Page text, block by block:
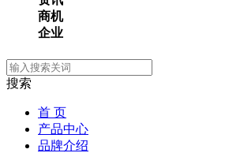
商机
企业
搜索
首 页
产品中心
品牌介绍